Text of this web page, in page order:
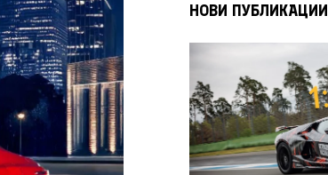
НОВИ ПУБЛИКАЦИИ